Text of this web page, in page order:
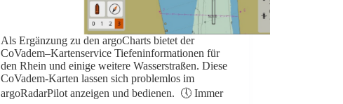
Als Ergänzung zu den argoCharts bietet der
CoVadem–Kartenservice Tiefeninformationen für
den Rhein und einige weitere Wasserstraßen. Diese
CoVadem-Karten lassen sich problemlos im
argoRadarPilot anzeigen und bedienen. 🕔 Immer